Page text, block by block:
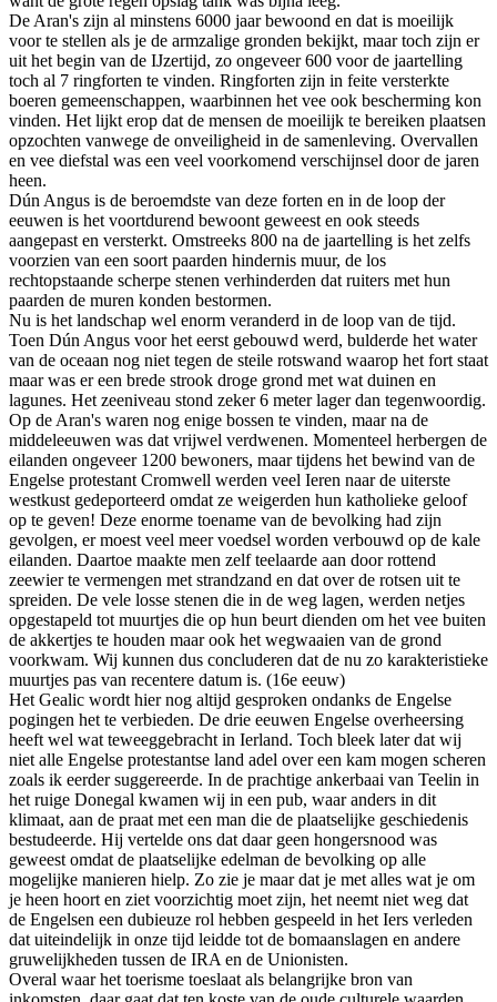
De Aran's zijn al minstens 6000 jaar bewoond en dat is moeilijk
voor te stellen als je de armzalige gronden bekijkt, maar toch zijn er
uit het begin van de IJzertijd, zo ongeveer 600 voor de jaartelling
toch al 7 ringforten te vinden. Ringforten zijn in feite versterkte
boeren gemeenschappen, waarbinnen het vee ook bescherming kon
vinden. Het lijkt erop dat de mensen de moeilijk te bereiken plaatsen
opzochten vanwege de onveiligheid in de samenleving. Overvallen
en vee diefstal was een veel voorkomend verschijnsel door de jaren
heen.
Dún Angus is de beroemdste van deze forten en in de loop der
eeuwen is het voortdurend bewoont geweest en ook steeds
aangepast en versterkt. Omstreeks 800 na de jaartelling is het zelfs
voorzien van een soort paarden hindernis muur, de los
rechtopstaande scherpe stenen verhinderden dat ruiters met hun
paarden de muren konden bestormen.
Nu is het landschap wel enorm veranderd in de loop van de tijd.
Toen Dún Angus voor het eerst gebouwd werd, bulderde het water
van de oceaan nog niet tegen de steile rotswand waarop het fort staat
maar was er een brede strook droge grond met wat duinen en
lagunes. Het zeeniveau stond zeker 6 meter lager dan tegenwoordig.
Op de Aran's waren nog enige bossen te vinden, maar na de
middeleeuwen was dat vrijwel verdwenen. Momenteel herbergen de
eilanden ongeveer 1200 bewoners, maar tijdens het bewind van de
Engelse protestant Cromwell werden veel Ieren naar de uiterste
westkust gedeporteerd omdat ze weigerden hun katholieke geloof
op te geven! Deze enorme toename van de bevolking had zijn
gevolgen, er moest veel meer voedsel worden verbouwd op de kale
eilanden. Daartoe maakte men zelf teelaarde aan door rottend
zeewier te vermengen met strandzand en dat over de rotsen uit te
spreiden. De vele losse stenen die in de weg lagen, werden netjes
opgestapeld tot muurtjes die op hun beurt dienden om het vee buiten
de akkertjes te houden maar ook het wegwaaien van de grond
voorkwam. Wij kunnen dus concluderen dat de nu zo karakteristieke
muurtjes pas van recentere datum is. (16e eeuw)
Het Gealic wordt hier nog altijd gesproken ondanks de Engelse
pogingen het te verbieden. De drie eeuwen Engelse overheersing
heeft wel wat teweeggebracht in Ierland. Toch bleek later dat wij
niet alle Engelse protestantse land adel over een kam mogen scheren
zoals ik eerder suggereerde. In de prachtige ankerbaai van Teelin in
het ruige Donegal kwamen wij in een pub, waar anders in dit
klimaat, aan de praat met een man die de plaatselijke geschiedenis
bestudeerde. Hij vertelde ons dat daar geen hongersnood was
geweest omdat de plaatselijke edelman de bevolking op alle
mogelijke manieren hielp. Zo zie je maar dat je met alles wat je om
je heen hoort en ziet voorzichtig moet zijn, het neemt niet weg dat
de Engelsen een dubieuze rol hebben gespeeld in het Iers verleden
dat uiteindelijk in onze tijd leidde tot de bomaanslagen en andere
gruwelijkheden tussen de IRA en de Unionisten.
Overal waar het toerisme toeslaat als belangrijke bron van